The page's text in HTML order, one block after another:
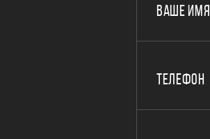
ВАШЕ ИМЯ
ТЕЛЕФОН